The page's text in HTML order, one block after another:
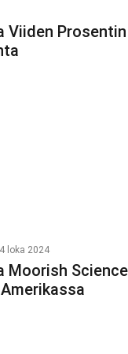
Viiden Prosentin
loka 2024
Moorish